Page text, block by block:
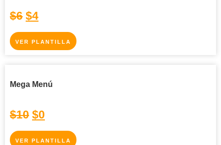
$6 $4
VER PLANTILLA
Mega Menú
$10 $0
VER PLANTILLA